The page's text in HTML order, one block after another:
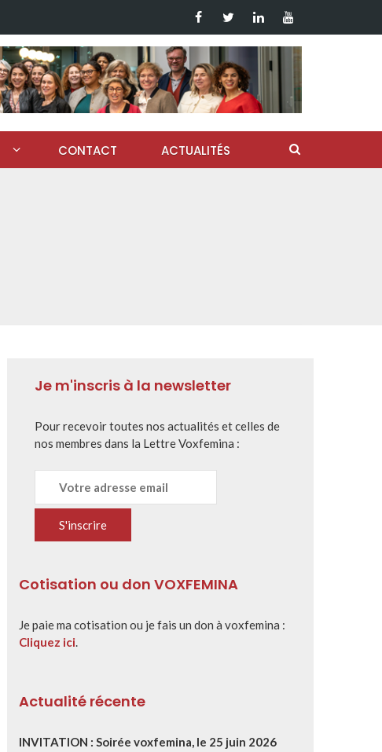
CONTACT ACTUALITÉS
Je m'inscris à la newsletter
Pour recevoir toutes nos actualités et celles de
nos membres dans la Lettre Voxfemina :
Cotisation ou don VOXFEMINA
Je paie ma cotisation ou je fais un don à voxfemina :
Cliquez ici.
Actualité récente
INVITATION : Soirée voxfemina, le 25 juin 2026